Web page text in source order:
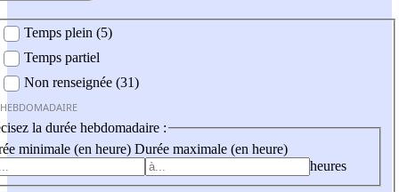
Temps plein (5)
Temps partiel
Non renseignée (31)
la durée hebdomadaire :
minimale (en heure) Durée maximale (en heure)
heures